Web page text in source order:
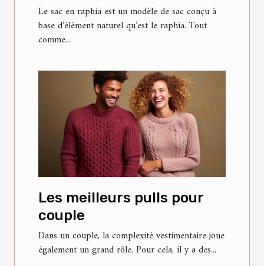
Le sac en raphia est un modèle de sac conçu à
base d’élément naturel qu’est le raphia. Tout
comme...
Les meilleurs pulls pour
couple
Dans un couple, la complexité vestimentaire joue
également un grand rôle. Pour cela, il y a des...